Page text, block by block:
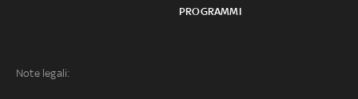
PROGRAMMI
Note legali: